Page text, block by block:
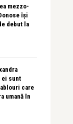
mezzo-
își
debut la
ei sunt
care
umană în